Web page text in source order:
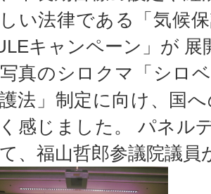
い法律である「気候
キャンペーン」が
真のシロクマ「シロ
法」制定に向け、国
感じました。 パネル
、福山哲郎参議院議